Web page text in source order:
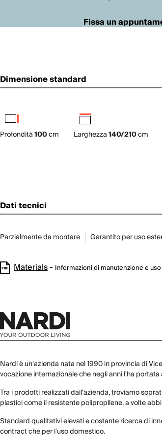
Fissa un
Dimensione standard
Profondità100cm Larghezza140/210cm
Dati tecnici
Parzialmente da montare Garantito per uso
Materials- Informazioni di manutenzione e uso
Nardi è un'azienda nata nel 1990 in provincia di
vocazione internazionale che negli anni l'ha
Tra i prodotti realizzati dall'azienda, troviamo
plastici come il resistente polipropilene, a volte
Standard qualitativi elevati e costante ricerca di
contract che per l'uso domestico.